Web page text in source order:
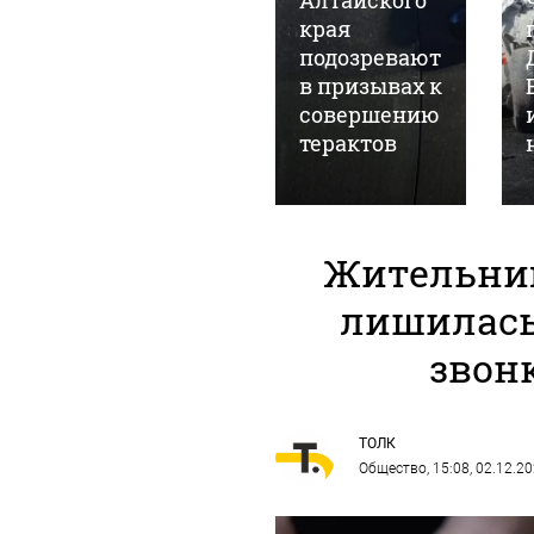
края
подозревают
в призывах к
совершению
терактов
ТОЛК
Общество, 15:08,